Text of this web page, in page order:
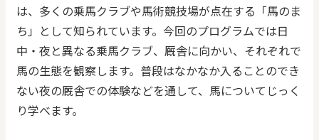
は、多くの乗馬クラブや馬術競技場が点在する「馬のま
ち」として知られています。今回のプログラムでは日
中・夜と異なる乗馬クラブ、厩舎に向かい、それぞれで
馬の生態を観察します。普段はなかなか入ることのでき
ない夜の厩舎での体験などを通して、馬についてじっく
り学べます。